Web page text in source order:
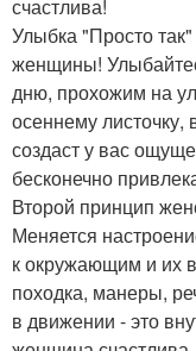
счастлива!
Улыбка "Просто
женщины!
дню, прохожим на
осеннему листочку,
создаст у вас
бесконечно
Второй принцип
Меняется
к окружающим и их
походка, манеры,
в движении - это